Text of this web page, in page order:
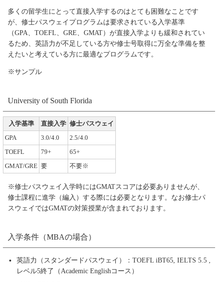
多くの留学生にとって直接入学するのはとても困難なことです
が、修士パスウェイプログラムは要求されている入学基準
（GPA、TOEFL、GRE、GMAT）が直接入学よりも緩和されてい
るため、英語力が不足している方や修士号取得に万全な準備を整
えたいと考えている方に最適なプログラムです。
※サンプル
University of South Florida
入学基準 直接入学 修士パスウェイ
GPA 3.0/4.0 2.5/4.0
TOEFL 79+ 65+
GMAT/GRE 要 不要※
※修士パスウェイ入学時にはGMATスコアは必要ありませんが、
修士課程に進学（編入）する際には必要となります。なお修士パ
スウェイではGMATの対策授業が含まれております。
入学条件（MBAの場合）
英語力（スタンダードパスウェイ）：TOEFL iBT65, IELTS 5.5 ,
レベル5終了（Academic Englishコース）